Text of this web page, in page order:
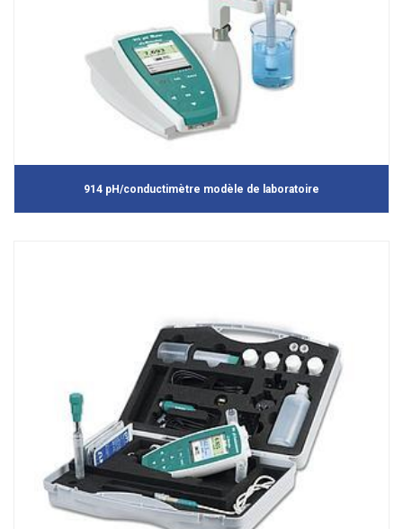
914 pH/conductimètre modèle de laboratoire